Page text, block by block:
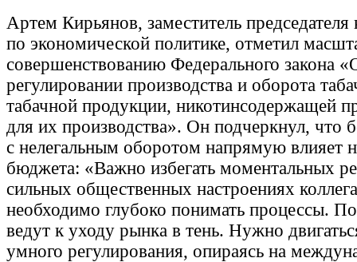
Артем Кирьянов, заместитель
по экономической политике, отметил
совершенствованию Федерального закона
регулировании производства и оборота
табачной продукции, никотинсодержащей
для их производства». Он подчеркнул, что
с нелегальным оборотом напрямую влияет
бюджета: «Важно избегать моментальных
сильных общественных настроениях
необходимо глубоко понимать процессы.
ведут к уходу рынка в тень. Нужно
умного регулирования, опираясь на